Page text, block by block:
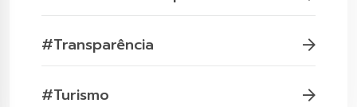
#Transparência
#Turismo